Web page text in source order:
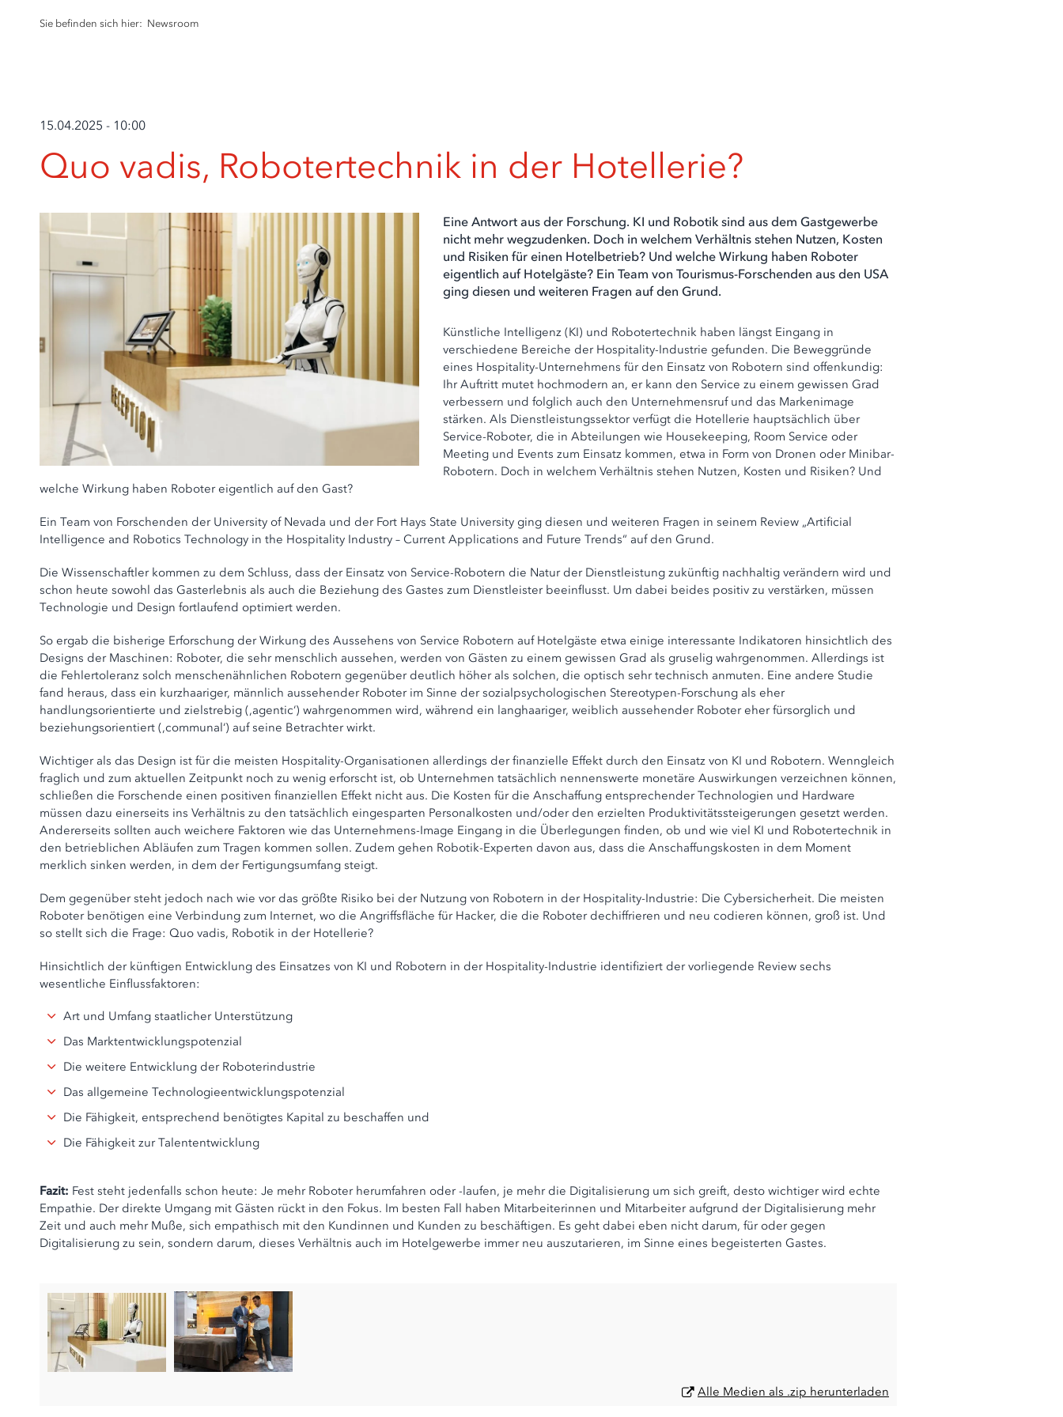
Sie befinden sich hier: Newsroom
15.04.2025 - 10:00
Quo vadis, Robotertechnik in der Hotellerie?
Eine Antwort aus der Forschung. KI und Robotik sind aus dem Gastgewerbe
nicht mehr wegzudenken. Doch in welchem Verhältnis stehen Nutzen, Kosten
und Risiken für einen Hotelbetrieb? Und welche Wirkung haben Roboter
eigentlich auf Hotelgäste? Ein Team von Tourismus-Forschenden aus den USA
ging diesen und weiteren Fragen auf den Grund.
Künstliche Intelligenz (KI) und Robotertechnik haben längst Eingang in
verschiedene Bereiche der Hospitality-Industrie gefunden. Die Beweggründe
eines Hospitality-Unternehmens für den Einsatz von Robotern sind offenkundig:
Ihr Auftritt mutet hochmodern an, er kann den Service zu einem gewissen Grad
verbessern und folglich auch den Unternehmensruf und das Markenimage
stärken. Als Dienstleistungssektor verfügt die Hotellerie hauptsächlich über
Service-Roboter, die in Abteilungen wie Housekeeping, Room Service oder
Meeting und Events zum Einsatz kommen, etwa in Form von Dronen oder Minibar-
Robotern. Doch in welchem Verhältnis stehen Nutzen, Kosten und Risiken? Und
welche Wirkung haben Roboter eigentlich auf den Gast?
Ein Team von Forschenden der University of Nevada und der Fort Hays State University ging diesen und weiteren Fragen in seinem Review „Artificial
Intelligence and Robotics Technology in the Hospitality Industry – Current Applications and Future Trends“ auf den Grund.
Die Wissenschaftler kommen zu dem Schluss, dass der Einsatz von Service-Robotern die Natur der Dienstleistung zukünftig nachhaltig verändern wird und
schon heute sowohl das Gasterlebnis als auch die Beziehung des Gastes zum Dienstleister beeinflusst. Um dabei beides positiv zu verstärken, müssen
Technologie und Design fortlaufend optimiert werden.
So ergab die bisherige Erforschung der Wirkung des Aussehens von Service Robotern auf Hotelgäste etwa einige interessante Indikatoren hinsichtlich des
Designs der Maschinen: Roboter, die sehr menschlich aussehen, werden von Gästen zu einem gewissen Grad als gruselig wahrgenommen. Allerdings ist
die Fehlertoleranz solch menschenähnlichen Robotern gegenüber deutlich höher als solchen, die optisch sehr technisch anmuten. Eine andere Studie
fand heraus, dass ein kurzhaariger, männlich aussehender Roboter im Sinne der sozialpsychologischen Stereotypen-Forschung als eher
handlungsorientierte und zielstrebig (,agentic‘) wahrgenommen wird, während ein langhaariger, weiblich aussehender Roboter eher fürsorglich und
beziehungsorientiert (,communal‘) auf seine Betrachter wirkt.
Wichtiger als das Design ist für die meisten Hospitality-Organisationen allerdings der finanzielle Effekt durch den Einsatz von KI und Robotern. Wenngleich
fraglich und zum aktuellen Zeitpunkt noch zu wenig erforscht ist, ob Unternehmen tatsächlich nennenswerte monetäre Auswirkungen verzeichnen können,
schließen die Forschende einen positiven finanziellen Effekt nicht aus. Die Kosten für die Anschaffung entsprechender Technologien und Hardware
müssen dazu einerseits ins Verhältnis zu den tatsächlich eingesparten Personalkosten und/oder den erzielten Produktivitätssteigerungen gesetzt werden.
Andererseits sollten auch weichere Faktoren wie das Unternehmens-Image Eingang in die Überlegungen finden, ob und wie viel KI und Robotertechnik in
den betrieblichen Abläufen zum Tragen kommen sollen. Zudem gehen Robotik-Experten davon aus, dass die Anschaffungskosten in dem Moment
merklich sinken werden, in dem der Fertigungsumfang steigt.
Dem gegenüber steht jedoch nach wie vor das größte Risiko bei der Nutzung von Robotern in der Hospitality-Industrie: Die Cybersicherheit. Die meisten
Roboter benötigen eine Verbindung zum Internet, wo die Angriffsfläche für Hacker, die die Roboter dechiffrieren und neu codieren können, groß ist. Und
so stellt sich die Frage: Quo vadis, Robotik in der Hotellerie?
Hinsichtlich der künftigen Entwicklung des Einsatzes von KI und Robotern in der Hospitality-Industrie identifiziert der vorliegende Review sechs
wesentliche Einflussfaktoren:
Art und Umfang staatlicher Unterstützung
Das Marktentwicklungspotenzial
Die weitere Entwicklung der Roboterindustrie
Das allgemeine Technologieentwicklungspotenzial
Die Fähigkeit, entsprechend benötigtes Kapital zu beschaffen und
Die Fähigkeit zur Talententwicklung
Fazit: Fest steht jedenfalls schon heute: Je mehr Roboter herumfahren oder -laufen, je mehr die Digitalisierung um sich greift, desto wichtiger wird echte
Empathie. Der direkte Umgang mit Gästen rückt in den Fokus. Im besten Fall haben Mitarbeiterinnen und Mitarbeiter aufgrund der Digitalisierung mehr
Zeit und auch mehr Muße, sich empathisch mit den Kundinnen und Kunden zu beschäftigen. Es geht dabei eben nicht darum, für oder gegen
Digitalisierung zu sein, sondern darum, dieses Verhältnis auch im Hotelgewerbe immer neu auszutarieren, im Sinne eines begeisterten Gastes.
Alle Medien als .zip herunterladen